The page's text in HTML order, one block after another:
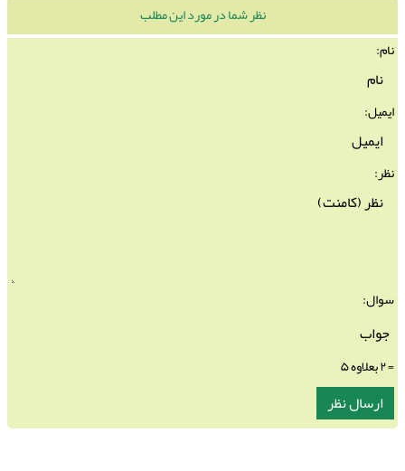
نظر شما در مورد این مطلب
نام:
ایمیل:
نظر:
سوال: